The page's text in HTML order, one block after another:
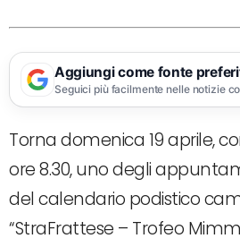
Aggiungi come fonte
Seguici più facilmente nelle notizie
Torna domenica 19 aprile,
ore 8.30, uno degli
del calendario podistico
“StraFrattese – Trofeo